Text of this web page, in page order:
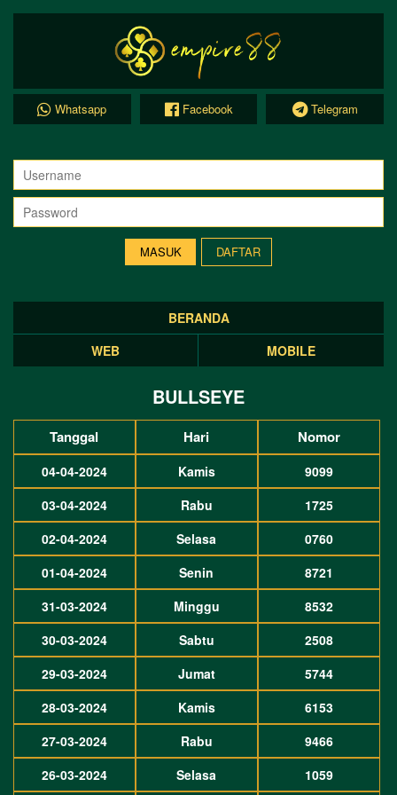
Whatsapp Facebook Telegram
DAFTAR
BERANDA
WEB
MOBILE
BULLSEYE
Tanggal Hari Nomor
04-04-2024 Kamis
9099
03-04-2024
Rabu
1725
02-04-2024
Selasa
0760
01-04-2024
Senin
8721
31-03-2024
Minggu
8532
30-03-2024
Sabtu
2508
29-03-2024
Jumat
5744
28-03-2024
Kamis
6153
27-03-2024
Rabu
9466
26-03-2024
Selasa 1059